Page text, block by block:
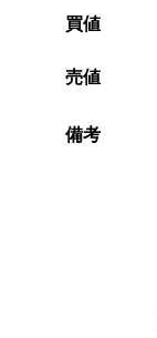
買値
売値
備考